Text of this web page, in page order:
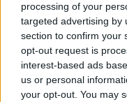
processing of your
targeted advertising by
section to confirm your
opt-out request is
interest-based ads
us or personal
your opt-out. You may